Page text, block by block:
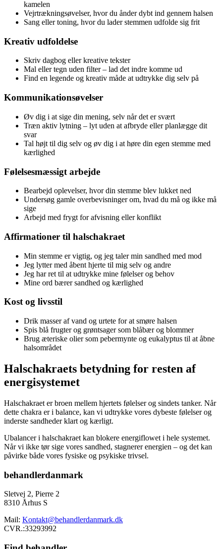
kamelen
Vejrtrækningsøvelser, hvor du ånder dybt ind gennem halsen
Sang eller toning, hvor du lader stemmen udfolde sig frit
Kreativ udfoldelse
Skriv dagbog eller kreative tekster
Mal eller tegn uden filter – lad det indre komme ud
Find en legende og kreativ måde at udtrykke dig selv på
Kommunikationsøvelser
Øv dig i at sige din mening, selv når det er svært
Træn aktiv lytning – lyt uden at afbryde eller planlægge dit
svar
Tal højt til dig selv og øv dig i at høre din egen stemme med
kærlighed
Følelsesmæssigt arbejde
Bearbejd oplevelser, hvor din stemme blev lukket ned
Undersøg gamle overbevisninger om, hvad du må og ikke må
sige
Arbejd med frygt for afvisning eller konflikt
Affirmationer til halschakraet
Min stemme er vigtig, og jeg taler min sandhed med mod
Jeg lytter med åbent hjerte til mig selv og andre
Jeg har ret til at udtrykke mine følelser og behov
Mine ord bærer sandhed og kærlighed
Kost og livsstil
Drik masser af vand og urtete for at smøre halsen
Spis blå frugter og grøntsager som blåbær og blommer
Brug æteriske olier som pebermynte og eukalyptus til at åbne
halsområdet
Halschakraets betydning for resten af
energisystemet
Halschakraet er broen mellem hjertets følelser og sindets tanker. Når
dette chakra er i balance, kan vi udtrykke vores dybeste følelser og
inderste sandheder klart og kærligt.
Ubalancer i halschakraet kan blokere energiflowet i hele systemet.
Når vi ikke tør sige vores sandhed, stagnerer energien – og det kan
påvirke både vores fysiske og psykiske trivsel.
behandlerdanmark
Sletvej 2, Pierre 2
8310 Århus S
Mail: Kontakt@behandlerdanmark.dk
CVR.:33293992